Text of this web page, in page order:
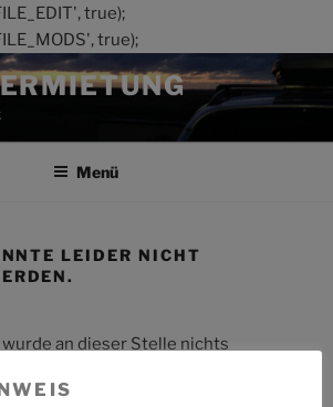
true);
true);
Menü
LEIDER NICHT
an dieser Stelle nichts